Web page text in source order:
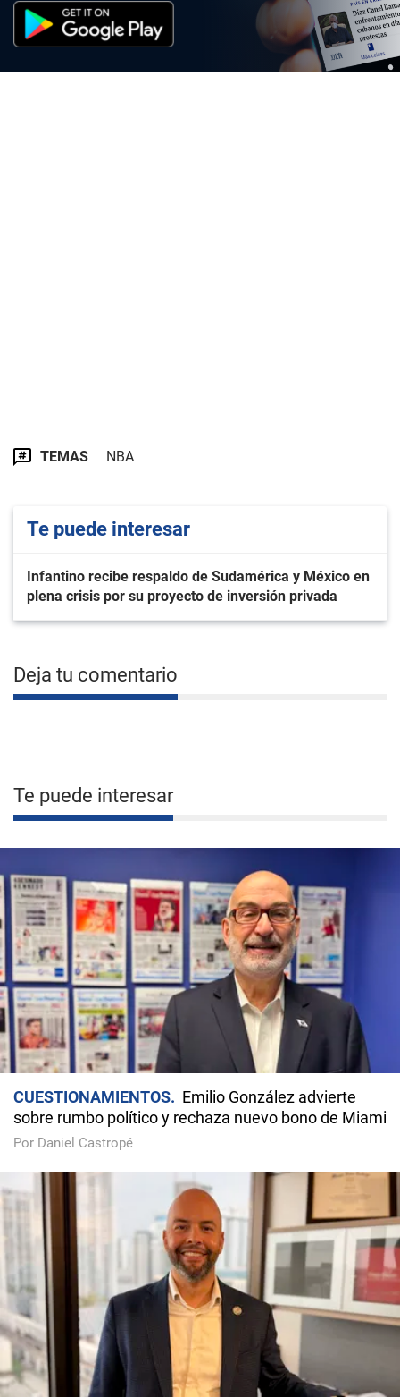
TEMAS NBA
Te puede interesar
Infantino recibe respaldo de Sudamérica y México en
plena crisis por su proyecto de inversión privada
Deja tu comentario
Te puede interesar
CUESTIONAMIENTOS
Emilio González advierte
sobre rumbo político y rechaza nuevo bono de Miami
Por Daniel Castropé